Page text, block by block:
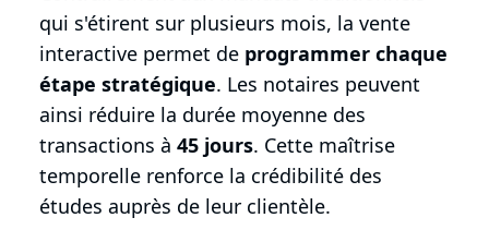
qui s'étirent sur plusieurs mois, la vente
interactive permet de programmer chaque
étape stratégique. Les notaires peuvent
ainsi réduire la durée moyenne des
transactions à 45 jours. Cette maîtrise
temporelle renforce la crédibilité des
études auprès de leur clientèle.